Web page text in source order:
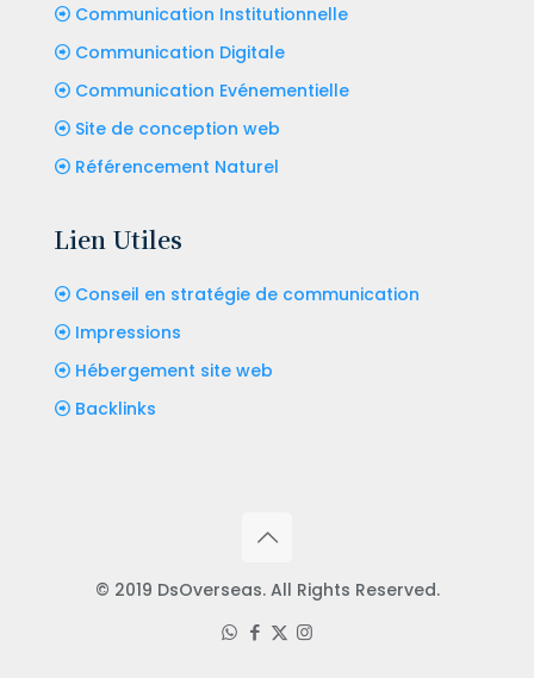
Communication Institutionnelle
Communication Digitale
Communication Evénementielle
Site de conception web
Référencement Naturel
Lien Utiles
Conseil en stratégie de communication
Impressions
Hébergement site web
Backlinks
© 2019 DsOverseas. All Rights Reserved.